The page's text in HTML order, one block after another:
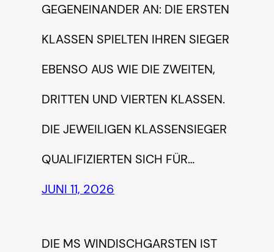
EINANDER AN: DIE ERSTEN KLASS
EN SPIELTEN IHREN SIEGER EBENS
O AUS WIE DIE ZWEITEN, DRITT
EN UND VIERTEN KLASSEN. DIE J
EWEILIGEN KLASSENSIEGER QUALI
FIZIERTEN SICH FÜR…
JUNI 11, 2026
DIE MS WINDISCHGARSTEN IST